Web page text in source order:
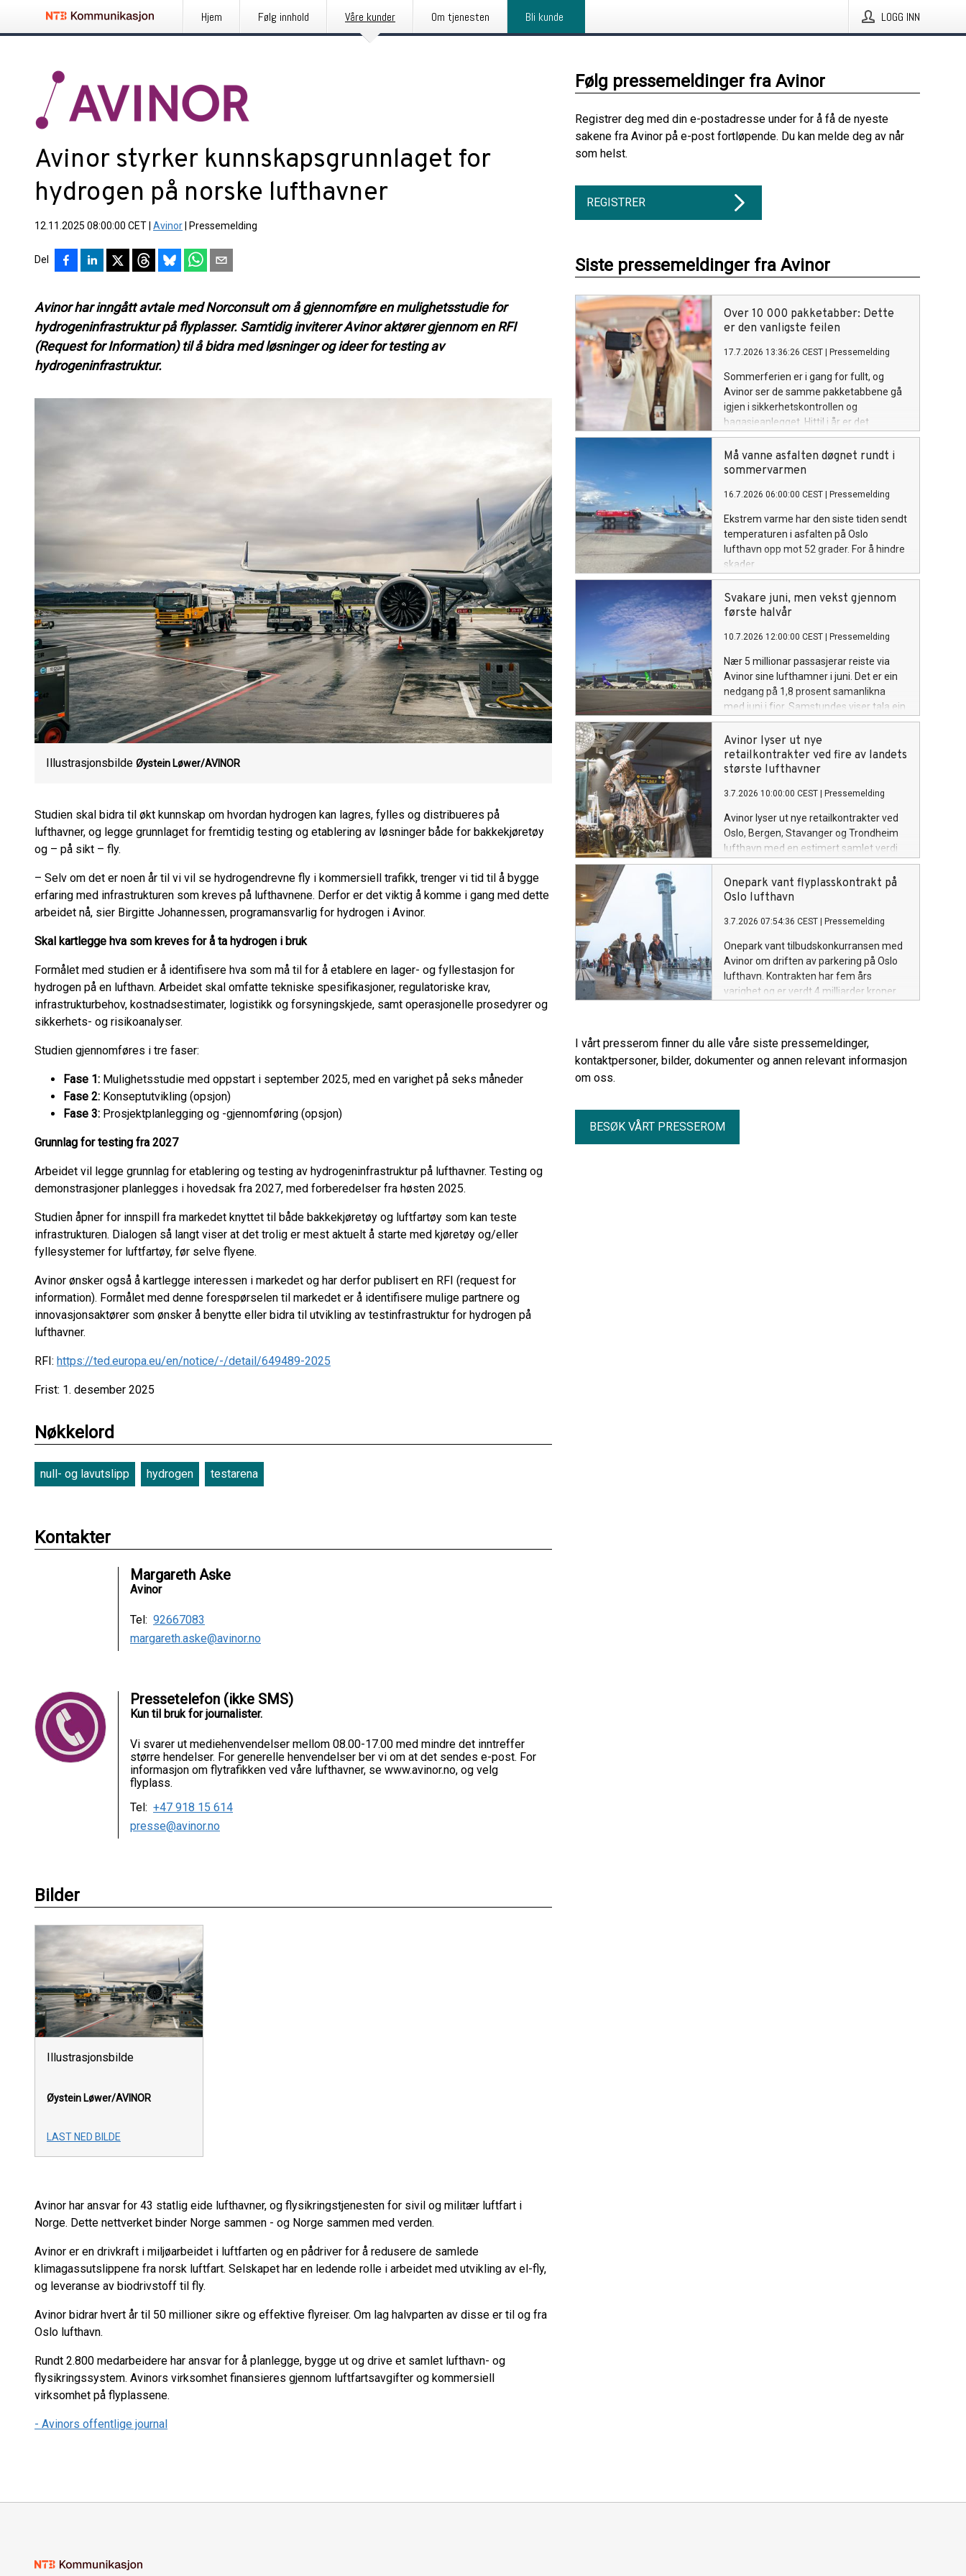
Hjem Følg innhold Våre kunder Om tjenesten Bli kunde LOGG INN
Avinor styrker kunnskapsgrunnlaget for
hydrogen på norske lufthavner
12.11.2025 08:00:00 CET Avinor Pressemelding
Del
Avinor har inngått avtale med Norconsult om å gjennomføre en mulighetsstudie for
hydrogeninfrastruktur på flyplasser. Samtidig inviterer Avinor aktører gjennom en RFI
(Request for Information) til å bidra med løsninger og ideer for testing av
hydrogeninfrastruktur.
Illustrasjonsbilde Øystein Løwer/AVINOR
Studien skal bidra til økt kunnskap om hvordan hydrogen kan lagres, fylles og distribueres på
lufthavner, og legge grunnlaget for fremtidig testing og etablering av løsninger både for bakkekjøretøy
og – på sikt – fly.
– Selv om det er noen år til vi vil se hydrogendrevne fly i kommersiell trafikk, trenger vi tid til å bygge
erfaring med infrastrukturen som kreves på lufthavnene. Derfor er det viktig å komme i gang med dette
arbeidet nå, sier Birgitte Johannessen, programansvarlig for hydrogen i Avinor.
Skal kartlegge hva som kreves for å ta hydrogen i bruk
Formålet med studien er å identifisere hva som må til for å etablere en lager- og fyllestasjon for
hydrogen på en lufthavn. Arbeidet skal omfatte tekniske spesifikasjoner, regulatoriske krav,
infrastrukturbehov, kostnadsestimater, logistikk og forsyningskjede, samt operasjonelle prosedyrer og
sikkerhets- og risikoanalyser.
Studien gjennomføres i tre faser:
Fase 1: Mulighetsstudie med oppstart i september 2025, med en varighet på seks måneder
Fase 2: Konseptutvikling (opsjon)
Fase 3: Prosjektplanlegging og -gjennomføring (opsjon)
Grunnlag for testing fra 2027
Arbeidet vil legge grunnlag for etablering og testing av hydrogeninfrastruktur på lufthavner. Testing og
demonstrasjoner planlegges i hovedsak fra 2027, med forberedelser fra høsten 2025.
Studien åpner for innspill fra markedet knyttet til både bakkekjøretøy og luftfartøy som kan teste
infrastrukturen. Dialogen så langt viser at det trolig er mest aktuelt å starte med kjøretøy og/eller
fyllesystemer for luftfartøy, før selve flyene.
Avinor ønsker også å kartlegge interessen i markedet og har derfor publisert en RFI (request for
information). Formålet med denne forespørselen til markedet er å identifisere mulige partnere og
innovasjonsaktører som ønsker å benytte eller bidra til utvikling av testinfrastruktur for hydrogen på
lufthavner.
RFI: https://ted.europa.eu/en/notice/-/detail/649489-2025
Frist: 1. desember 2025
Nøkkelord
null- og lavutslipp hydrogen testarena
Kontakter
Margareth Aske
Avinor
Tel: 92667083
margareth.aske@avinor.no
Pressetelefon (ikke SMS)
Kun til bruk for journalister.
Vi svarer ut mediehenvendelser mellom 08.00-17.00 med mindre det inntreffer
større hendelser. For generelle henvendelser ber vi om at det sendes e-post. For
informasjon om flytrafikken ved våre lufthavner, se www.avinor.no, og velg
flyplass.
Tel: +47 918 15 614
presse@avinor.no
Bilder
Illustrasjonsbilde
Øystein Løwer/AVINOR
LAST NED BILDE
Avinor har ansvar for 43 statlig eide lufthavner, og flysikringstjenesten for sivil og militær luftfart i
Norge. Dette nettverket binder Norge sammen - og Norge sammen med verden.
Avinor er en drivkraft i miljøarbeidet i luftfarten og en pådriver for å redusere de samlede
klimagassutslippene fra norsk luftfart. Selskapet har en ledende rolle i arbeidet med utvikling av el-fly,
og leveranse av biodrivstoff til fly.
Avinor bidrar hvert år til 50 millioner sikre og effektive flyreiser. Om lag halvparten av disse er til og fra
Oslo lufthavn.
Rundt 2.800 medarbeidere har ansvar for å planlegge, bygge ut og drive et samlet lufthavn- og
flysikringssystem. Avinors virksomhet finansieres gjennom luftfartsavgifter og kommersiell
virksomhet på flyplassene.
- Avinors offentlige journal
Følg pressemeldinger fra Avinor
Registrer deg med din e-postadresse under for å få de nyeste
sakene fra Avinor på e-post fortløpende. Du kan melde deg av når
som helst.
REGISTRER
Siste pressemeldinger fra Avinor
Over 10 000 pakketabber: Dette
er den vanligste feilen
17.7.2026 13:36:26 CEST Pressemelding
Sommerferien er i gang for fullt, og
Avinor ser de samme pakketabbene gå
igjen i sikkerhetskontrollen og
bagasjeanlegget. Hittil i år er det
registrert over 10 000 tilfeller av
feilpakket farlig gods ved Avinors
lufthavner. Over åtte av ti tilfeller gjelder
Må vanne asfalten døgnet rundt i
sommervarmen
16.7.2026 06:00:00 CEST Pressemelding
Ekstrem varme har den siste tiden sendt
temperaturen i asfalten på Oslo
lufthavn opp mot 52 grader. For å hindre
skader
på flyoppstillingsplasser og taksebaner må
brannmannskapene jevnlig rykke ut og
kjøle ned asfalten med tusenvis av liter
Svakare juni, men vekst gjennom
første halvår
10.7.2026 12:00:00 CEST Pressemelding
Nær 5 millionar passasjerar reiste via
Avinor sine lufthamner i juni. Det er ein
nedgang på 1,8 prosent samanlikna
med juni i fjor. Samstundes viser tala ein
samla vekst på 2,1 prosent så langt i år.
Avinor lyser ut nye
retailkontrakter ved fire av landets
største lufthavner
3.7.2026 10:00:00 CEST Pressemelding
Avinor lyser ut nye retailkontrakter ved
Oslo, Bergen, Stavanger og Trondheim
lufthavn med en estimert samlet verdi
på over 4,5 milliarder kroner over en
femårsperiode.
Onepark vant flyplasskontrakt på
Oslo lufthavn
3.7.2026 07:54:36 CEST Pressemelding
Onepark vant tilbudskonkurransen med
Avinor om driften av parkering på Oslo
lufthavn. Kontrakten har fem års
varighet og er verdt 4 milliarder kroner.
I vårt presserom finner du alle våre siste pressemeldinger,
kontaktpersoner, bilder, dokumenter og annen relevant informasjon
om oss.
BESØK VÅRT PRESSEROM